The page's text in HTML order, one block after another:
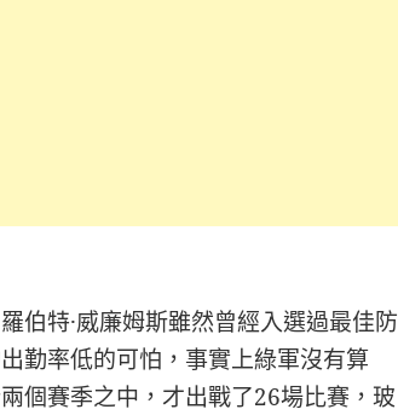
伯特·威廉姆斯雖然曾經入選過最佳防
勤率低的可怕，事實上綠軍沒有算
個賽季之中，才出戰了26場比賽，玻